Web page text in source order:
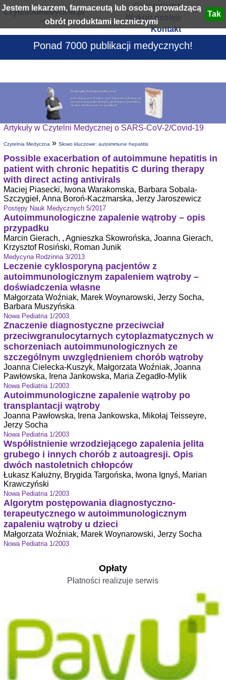
Jestem lekarzem, farmaceutą lub osobą prowadzącą
obrót produktami leczniczymi
Czasopisma
Wykup dostęp
Kontakt
Ponad 7000 publikacji medycznych!
Artykuły w Czytelni Medycznej o SARS-CoV-2/Covid-19
Czytelnia Medyczna» Słowo kluczowe: autoimmune hepatitis
Possible exacerbation of autoimmune hepatitis in
patient with chronic hepatitis C during therapy
with direct acting antivirals
Maciej Piasecki, Iwona Warakomska, Barbara Sobala-
Szczygieł, Anna Boroń-Kaczmarska, Jerzy Jaroszewicz
Postępy Nauk Medycznych 5/2017
Autoimmunologiczne zapalenie wątroby – opis
przypadku
Marcin Gierach, , Agnieszka Skowrońska, Joanna Gierach,
Krzysztof Rosiński, Roman Junik
Medycyna Rodzinna 3/2013
Leczenie cyklosporyną pacjentów z
autoimmunologicznym zapaleniem wątroby –
doświadczenia własne
Małgorzata Woźniak, Marek Woynarowski, Jerzy Socha,
Barbara Muszyńska
Nowa Pediatria 1/2003
Znaczenie diagnostyczne przeciwciał
przeciwgranulocytarnych cytoplazmatycznych w
schorzeniach autoimmunologicznych ze
szczególnym uwzględnieniem chorób wątroby
Joanna Cielecka-Kuszyk, Małgorzata Woźniak, Joanna
Pawłowska, Irena Jankowska, Maria Zegadło-Mylik
Nowa Pediatria 1/2003
Autoimmunologiczne zapalenie wątroby po
transplantacji wątroby
Joanna Pawłowska, Irena Jankowska, Mikołaj Teisseyre,
Jerzy Socha
Nowa Pediatria 1/2003
Współistnienie wrzodziejącego zapalenia jelita
grubego i innych chorób z autoagresji. Opis
dwóch nastoletnich chłopców
Łukasz Kałużny, Brygida Targońska, Iwona Ignyś, Marian
Krawczyński
Nowa Pediatria 1/2003
Algorytm postępowania diagnostyczno-
terapeutycznego w autoimmunologicznym
zapaleniu wątroby u dzieci
Małgorzata Woźniak, Marek Woynarowski, Jerzy Socha
Nowa Pediatria 1/2003
Opłaty
Płatności realizuje serwis